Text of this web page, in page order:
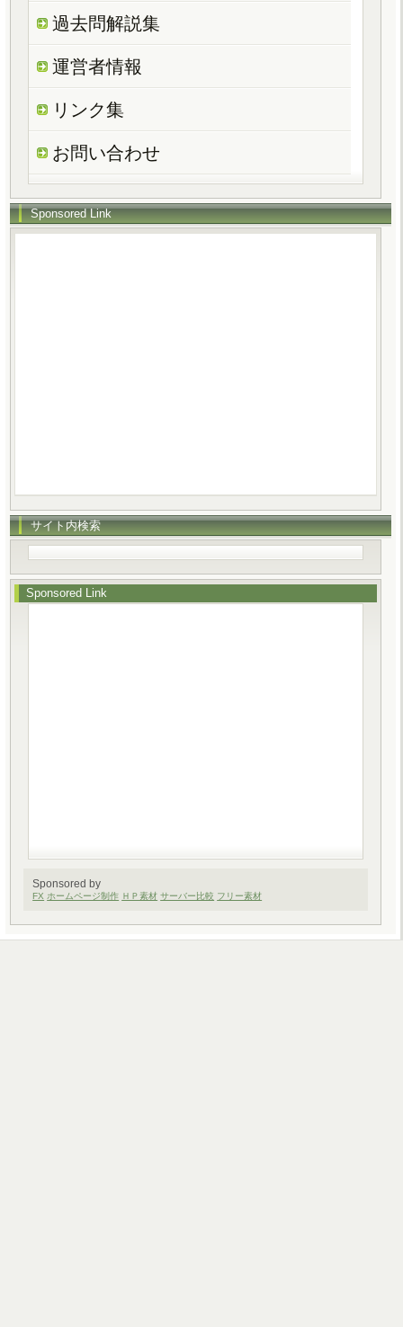
過去問解説集
運営者情報
リンク集
お問い合わせ
Sponsored Link
サイト内検索
Sponsored Link
Sponsored by
FX ホームページ制作 ＨＰ素材 サーバー比較 フリー素材